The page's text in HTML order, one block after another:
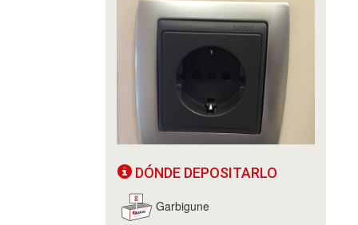
DÓNDE DEPOSITARLO
Garbigune